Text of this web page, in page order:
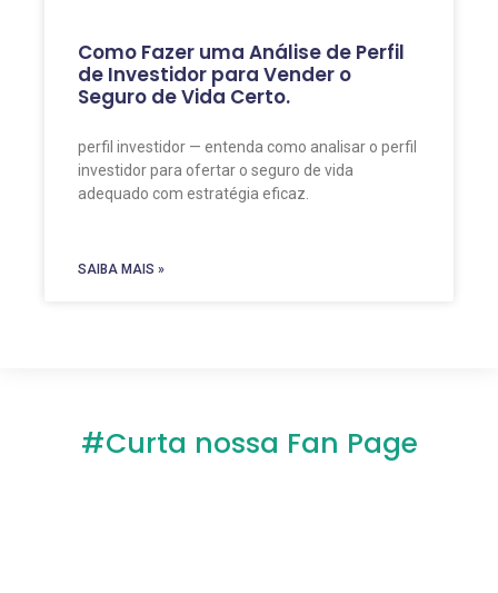
Como Fazer uma Análise de Perfil
de Investidor para Vender o
Seguro de Vida Certo.
perfil investidor — entenda como analisar o perfil
investidor para ofertar o seguro de vida
adequado com estratégia eficaz.
SAIBA MAIS »
#Curta nossa Fan Page